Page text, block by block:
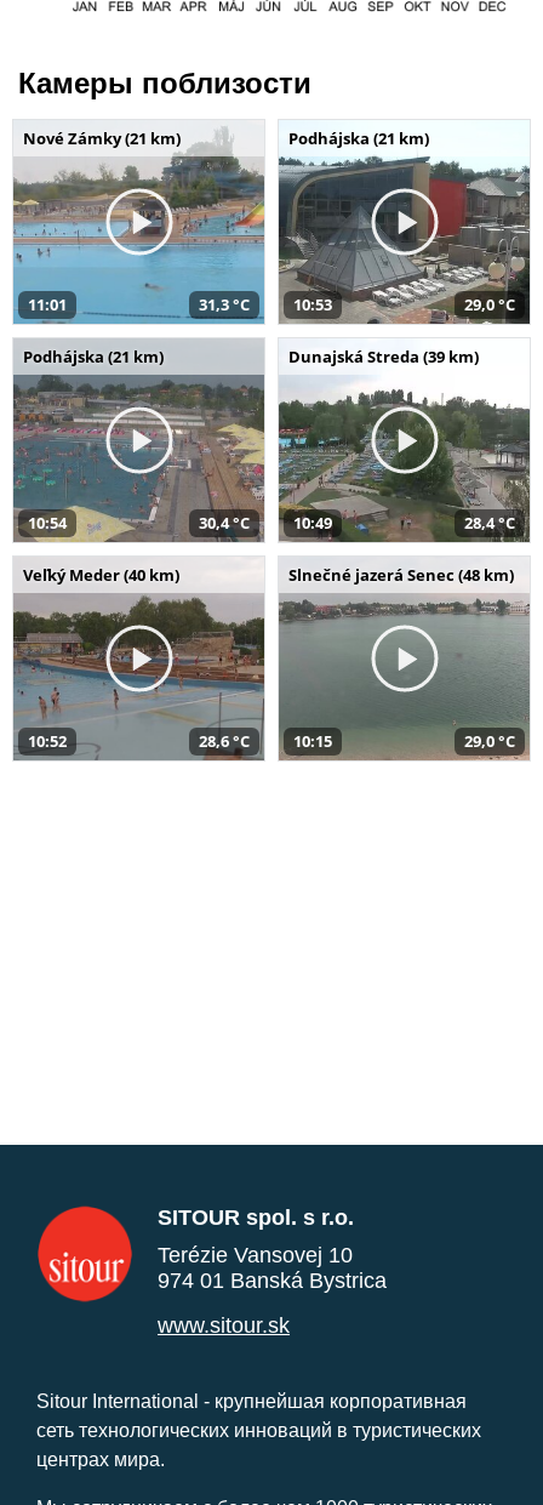
Камеры поблизости
Nové Zámky (21 km)
11:01 31,3 °C
Podhájska (21 km)
10:53 29,0 °C
Podhájska (21 km)
10:54 30,4 °C
Dunajská Streda (39 km)
10:49 28,4 °C
Veľký Meder (40 km)
10:52 28,6 °C
Slnečné jazerá Senec (48 km)
10:15 29,0 °C
SITOUR spol. s r.o.
Terézie Vansovej 10
974 01 Banská Bystrica
www.sitour.sk
Sitour International - крупнейшая корпоративная
сеть технологических инноваций в туристических
центрах мира.